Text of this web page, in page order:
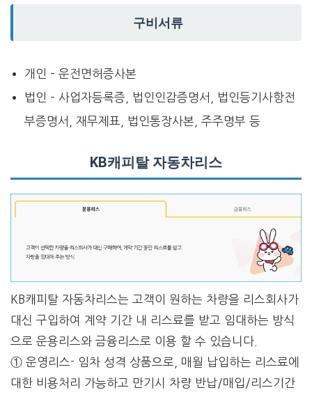
구비서류
개인 – 운전면허증사본
법인 – 사업자등록증, 법인인감증명서, 법인등기사항전
부증명서, 재무제표, 법인통장사본, 주주명부 등
KB캐피탈 자동차리스
KB캐피탈 자동차리스는 고객이 원하는 차량을 리스회사가
대신 구입하여 계약 기간 내 리스료를 받고 임대하는 방식
으로 운용리스와 금융리스로 이용 할 수 있습니다.
① 운영리스- 임차 성격 상품으로, 매월 납입하는 리스료에
대한 비용처리 가능하고 만기시 차량 반납/매입/리스기간